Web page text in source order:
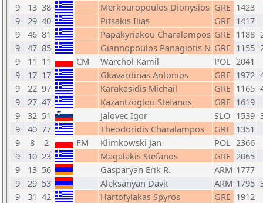
9
13 38 Merkouropoulos Dionysios GRE 1423
9
29 40 Pitsakis Ilias GRE 1417
9
46 81 Papakyriakou Charalampos GRE 1188
9
47 85 Giannopoulos Panagiotis N GRE 1155
9
11 11 CM Warchol Kamil POL 2041
9
17 17 Gkavardinas Antonios GRE 1972
9
22 97 Karakasidis Michail GRE 1165
9
27 47 Kazantzoglou Stefanos GRE 1619
9
32 51 Jalovec Igor SLO 1539
9
40 77 Theodoridis Charalampos GRE 1351
9
8 2 FM Klimkowski Jan POL 2366
9
10 23 Magalakis Stefanos GRE 2065
9
13 56 Gasparyan Erik R. ARM 1777
9
29 53 Aleksanyan Davit ARM 1795
9
31 42 Hartofylakas Spyros GRE 1912